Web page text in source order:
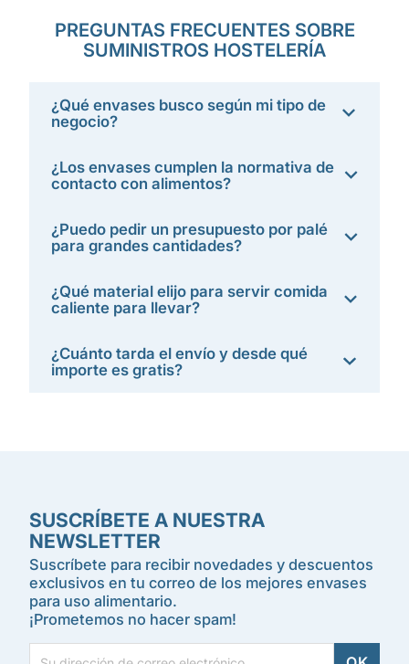
PREGUNTAS FRECUENTES SOBRE
SUMINISTROS HOSTELERÍA
¿Qué envases busco según mi tipo de
negocio?
¿Los envases cumplen la normativa de
contacto con alimentos?
¿Puedo pedir un presupuesto por palé
para grandes cantidades?
¿Qué material elijo para servir comida
caliente para llevar?
¿Cuánto tarda el envío y desde qué
importe es gratis?
SUSCRÍBETE A NUESTRA
NEWSLETTER
Suscríbete para recibir novedades y descuentos
exclusivos en tu correo de los mejores envases
para uso alimentario.
¡Prometemos no hacer spam!